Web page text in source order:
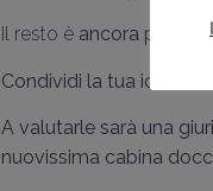
Il resto è ancora più
Condividi la tua idea e
A valutarle sarà una
nuovissima cabina